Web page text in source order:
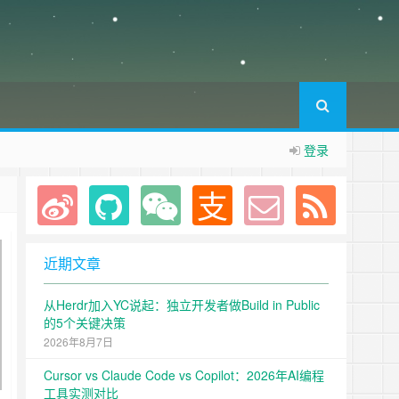
登录
本网站。
近期文章
从Herdr加入YC说起：独立开发者做Build in Public
的5个关键决策
2026年8月7日
Cursor vs Claude Code vs Copilot：2026年AI编程
工具实测对比